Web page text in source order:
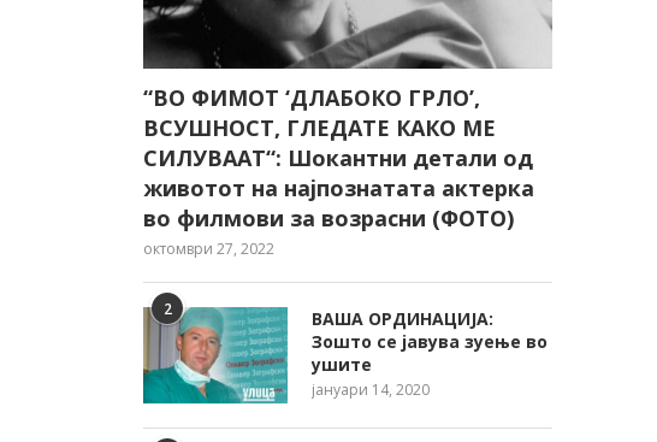
“ВО ФИМОТ ‘ДЛАБОКО ГРЛО’,
ВСУШНОСТ, ГЛЕДАТЕ КАКО МЕ
СИЛУВААТ“: Шокантни детали од
животот на најпознатата актерка
во филмови за возрасни (ФОТО)
октомври 27, 2022
2
ВАША ОРДИНАЦИЈА:
Зошто се јавува зуење во
ушите
јануари 14, 2020